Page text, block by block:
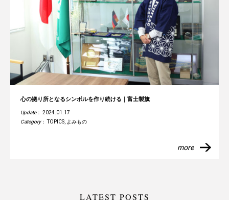
心の拠り所となるシンボルを作り続ける｜富士製旗
Update： 2024.01.17
Category： TOPICS, よみもの
more
LATEST POSTS